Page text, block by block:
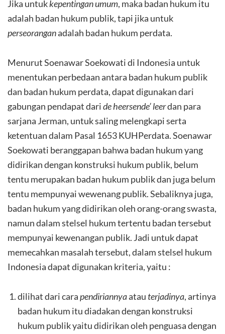
Jika untukkepentingan umum, maka badan hukum itu
adalah badan hukum publik, tapi jika untuk
perseoranganadalah badan hukum perdata.
Menurut Soenawar Soekowati di Indonesia untuk
menentukan perbedaan antara badan hukum publik
dan badan hukum perdata, dapat digunakan dari
gabungan pendapat daride heersende’ leerdan para
sarjana Jerman, untuk saling melengkapi serta
ketentuan dalam Pasal 1653 KUHPerdata. Soenawar
Soekowati beranggapan bahwa badan hukum yang
didirikan dengan konstruksi hukum publik, belum
tentu merupakan badan hukum publik dan juga belum
tentu mempunyai wewenang publik. Sebaliknya juga,
badan hukum yang didirikan oleh orang-orang swasta,
namun dalam stelsel hukum tertentu badan tersebut
mempunyai kewenangan publik. Jadi untuk dapat
memecahkan masalah tersebut, dalam stelsel hukum
Indonesia dapat digunakan kriteria, yaitu :
dilihat dari carapendiriannyaatau terjadinya, artinya
badan hukum itu diadakan dengan konstruksi
hukum publik yaitu didirikan oleh penguasa dengan